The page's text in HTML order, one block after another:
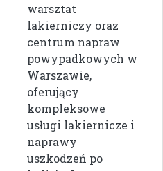
warsztat
lakierniczy oraz
centrum napraw
powypadkowych w
Warszawie,
oferujący
kompleksowe
usługi lakiernicze i
naprawy
uszkodzeń po